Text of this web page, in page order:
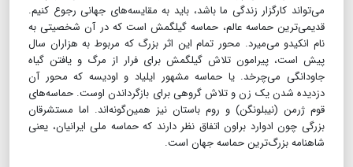
می‌تواند کارگزار زندگی ما باشد، باید به مقایسه‌های جهانی رجوع کنیم.
قدیمی‌ترین حماسه عالم، حماسه گیلگمش است که در آن شخصیتی به
نام انکیدو می‌میرد. محور تمام این اثر بزرگ که مربوط به هزاران سال
پیش است، پیرامون تلاش گیلگمش برای فرار از مرگ و یافتن گیاه
جاودانگی می‌چرخد. یا حماسه مشهور ایلیاد و اودیسه که محور آن
دزدیده شدن یک زن و تلاش گروهی برای بازگرداندن اوست. حماسه‌های
قوم ژرمن (نیبلونگن) و روم باستان نیز همین‌گونه‌اند. اما مستشرقان
بزرگی چون ادوارد براون اتفاق نظر دارند که حماسه ملی ایرانیان، یعنی
شاهنامه بزرگ‌ترین حماسه جهان است.